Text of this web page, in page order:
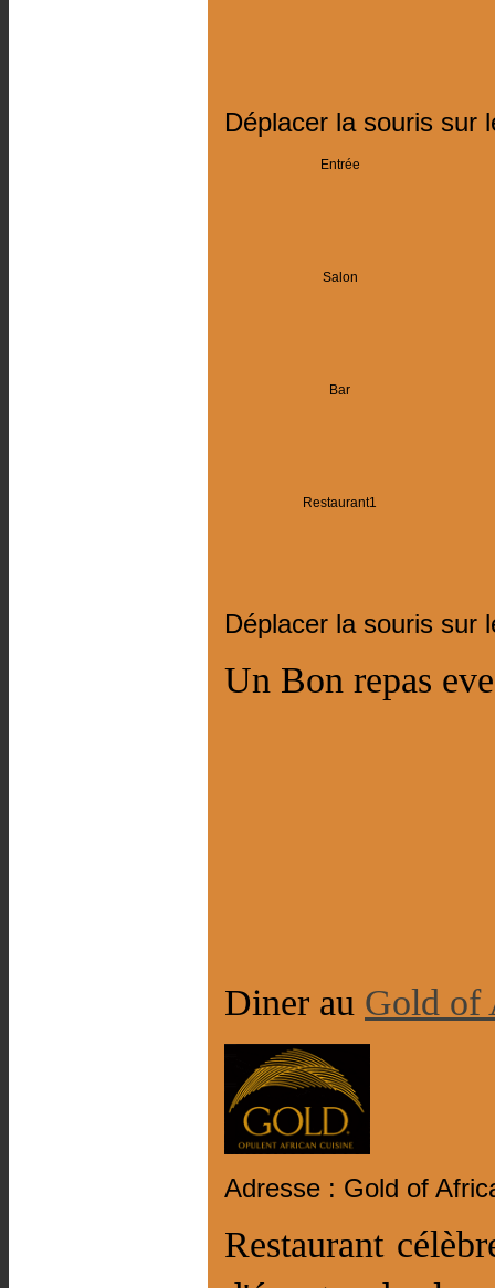
Déplacer la souris sur
Entrée
Salon
Bar
Restaurant1
Déplacer la souris sur
Un Bon repas
Diner au Gold of
Adresse : Gold of
Restaurant